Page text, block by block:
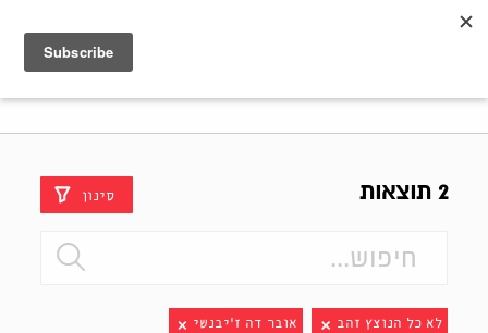
2 תוצאות סינון
לא כל הנוצץ זהב אובר דה ז'יבנשי